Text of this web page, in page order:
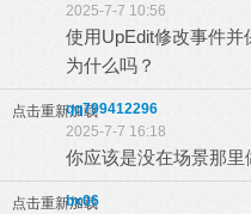
2025-7-7 10:56
使用UpEdit修改事件
为什么吗？
点击重新加载qq799412296
2025-7-7 16:18
你应该是没在场景那里
点击重新加载
bx06